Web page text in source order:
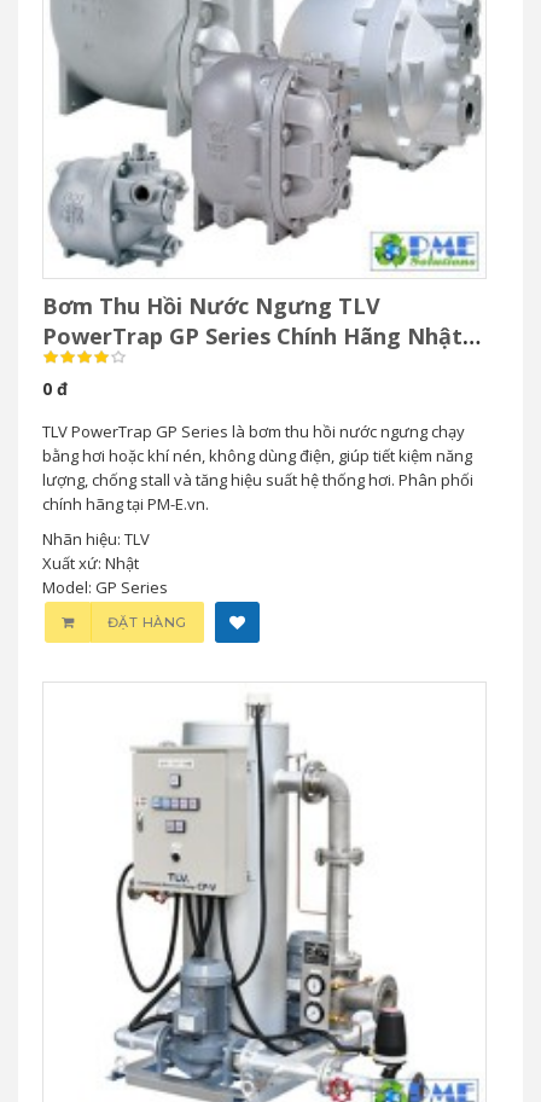
Bơm Thu Hồi Nước Ngưng TLV
PowerTrap GP Series Chính Hãng Nhật
Bản
0 đ
TLV PowerTrap GP Series là bơm thu hồi nước ngưng chạy
bằng hơi hoặc khí nén, không dùng điện, giúp tiết kiệm năng
lượng, chống stall và tăng hiệu suất hệ thống hơi. Phân phối
chính hãng tại PM-E.vn.
Nhãn hiệu: TLV
Xuất xứ: Nhật
Model: GP Series
ĐẶT HÀNG